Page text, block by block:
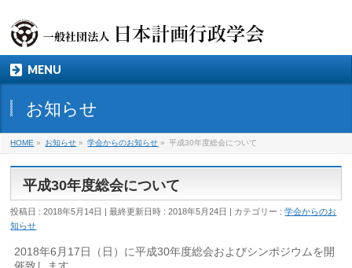
MENU
お知らせ
HOME » お知らせ » 学会からのお知らせ » 平成30年度総会について
平成30年度総会について
投稿日 : 2018年5月14日 最終更新日時 : 2018年5月24日 カテゴリー :学会からのお
知らせ
2018年6月17日（日）に平成30年度総会およびシンポジウムを開